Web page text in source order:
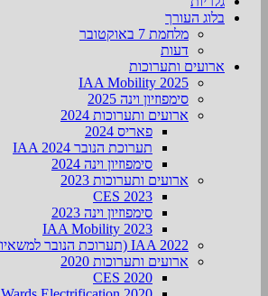
בלוג העורך
מלחמת 7 באוקטובר
דעות
ארועים ותערוכות
2025 IAA Mobility
סימפוזיון וינה 2025
ארועים ותערוכות 2024
פאריס 2024
תערוכת הנובר IAA 2024
סימפוזיון וינה 2024
ארועים ותערוכות 2023
CES 2023
סימפוזיון וינה 2023
IAA Mobility 2023
IAA 2022 (תערוכת הנובר למשאיות)
ארועים ותערוכות 2020
CES 2020